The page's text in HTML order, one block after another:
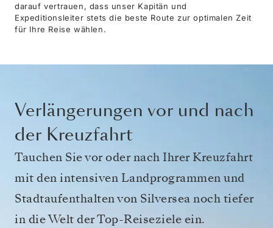
darauf vertrauen, dass unser Kapitän und
Expeditionsleiter stets die beste Route zur optimalen Zeit
für Ihre Reise wählen.
Verlängerungen vor und nach
der Kreuzfahrt
Tauchen Sie vor oder nach Ihrer Kreuzfahrt
mit den intensiven Landprogrammen und
Stadtaufenthalten von Silversea noch tiefer
in die Welt der Top-Reiseziele ein.